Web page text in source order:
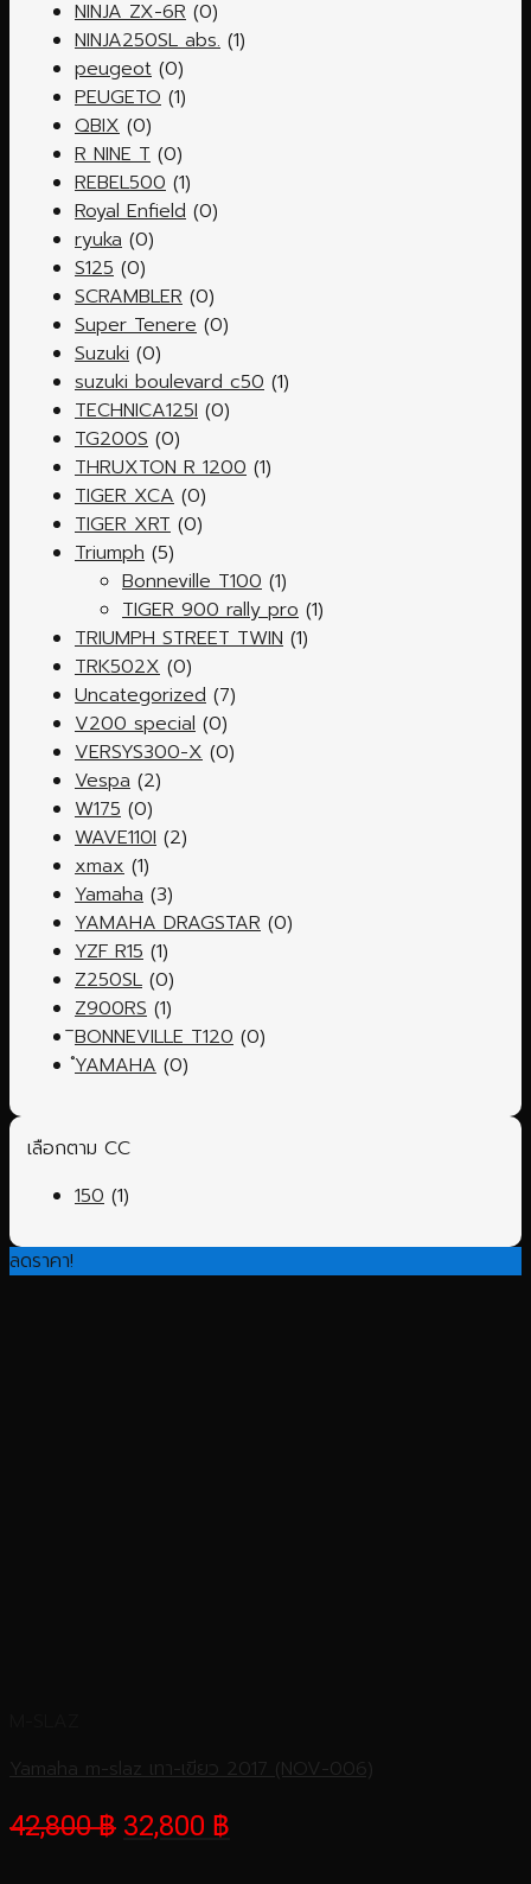
NINJA ZX-6R (0)
NINJA250SL abs. (1)
peugeot (0)
PEUGETO (1)
QBIX (0)
R NINE T (0)
REBEL500 (1)
Royal Enfield (0)
ryuka (0)
S125 (0)
SCRAMBLER (0)
Super Tenere (0)
Suzuki (0)
suzuki boulevard c50 (1)
TECHNICA125I (0)
TG200S (0)
THRUXTON R 1200 (1)
TIGER XCA (0)
TIGER XRT (0)
Triumph (5)
Bonneville T100 (1)
TIGER 900 rally pro (1)
TRIUMPH STREET TWIN (1)
TRK502X (0)
Uncategorized (7)
V200 special (0)
VERSYS300-X (0)
Vespa (2)
W175 (0)
WAVE110I (2)
xmax (1)
Yamaha (3)
YAMAHA DRAGSTAR (0)
YZF R15 (1)
Z250SL (0)
Z900RS (1)
ิBONNEVILLE T120 (0)
ํYAMAHA (0)
เลือกตาม CC
150 (1)
ลดราคา!
Yamaha m-slaz เทา-เขียว 2017 (NOV-006)
42,800฿ 32,800 ฿